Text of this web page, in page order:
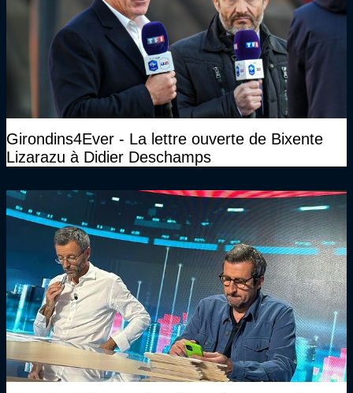
Girondins4Ever - La lettre ouverte de Bixente
Lizarazu à Didier Deschamps